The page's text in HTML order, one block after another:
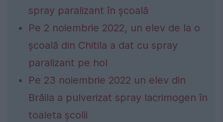
spray paralizant în școală
Pe 2 noiembrie 2022, un elev de la o
şcoală din Chitila a dat cu spray
paralizant pe hol
Pe 23 noiembrie 2022 un elev din
Brăila a pulverizat spray lacrimogen în
toaleta școlii